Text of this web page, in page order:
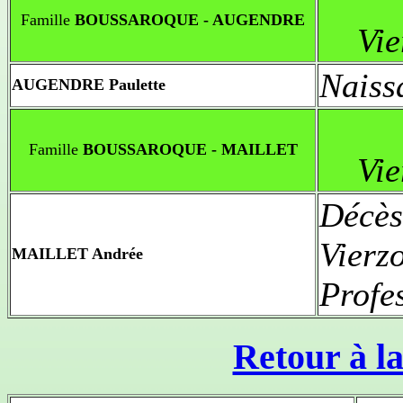
Famille BOUSSAROQUE - AUGENDRE
AUGENDRE Paulette
FamilleBOUSSAROQUE - MAILLET
MAILLET Andrée
Retour à